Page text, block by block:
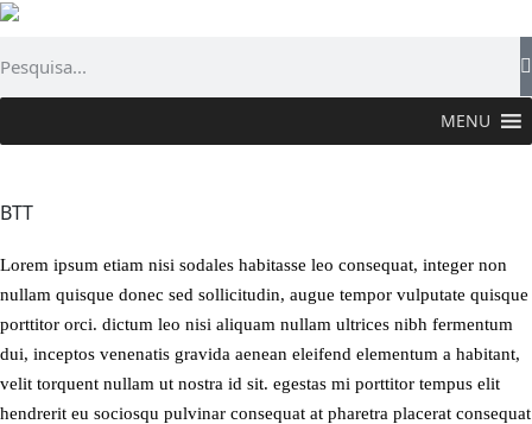
MENU
BTT
Lorem ipsum etiam nisi sodales habitasse leo consequat, integer non
nullam quisque donec sed sollicitudin, augue tempor vulputate quisque
porttitor orci. dictum leo nisi aliquam nullam ultrices nibh fermentum
dui, inceptos venenatis gravida aenean eleifend elementum a habitant,
velit torquent nullam ut nostra id sit. egestas mi porttitor tempus elit
hendrerit eu sociosqu pulvinar consequat at pharetra placerat consequat